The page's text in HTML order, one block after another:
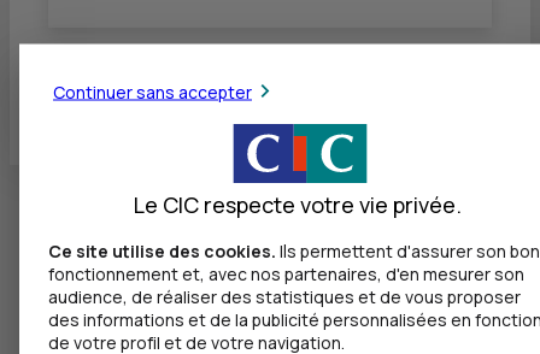
Toutes les localités
Continuer sans accepter
Le CIC respecte votre vie privée.
Ce site utilise des cookies. Ils permettent d'assurer son bon
fonctionnement et, avec nos partenaires, d'en mesurer son
audience, de réaliser des statistiques et de vous proposer
des informations et de la publicité personnalisées en
de votre profil et de votre navigation.